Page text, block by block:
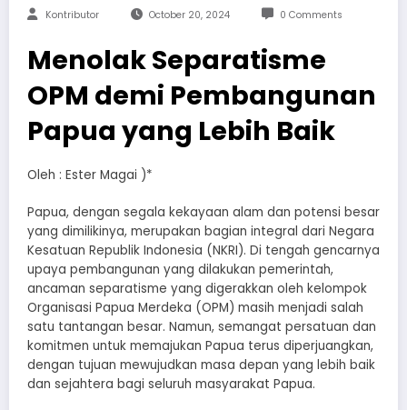
Kontributor October 20, 2024 0 Comments
Menolak Separatisme
OPM demi Pembangunan
Papua yang Lebih Baik
Oleh : Ester Magai )*
Papua, dengan segala kekayaan alam dan potensi besar
yang dimilikinya, merupakan bagian integral dari Negara
Kesatuan Republik Indonesia (NKRI). Di tengah gencarnya
upaya pembangunan yang dilakukan pemerintah,
ancaman separatisme yang digerakkan oleh kelompok
Organisasi Papua Merdeka (OPM) masih menjadi salah
satu tantangan besar. Namun, semangat persatuan dan
komitmen untuk memajukan Papua terus diperjuangkan,
dengan tujuan mewujudkan masa depan yang lebih baik
dan sejahtera bagi seluruh masyarakat Papua.